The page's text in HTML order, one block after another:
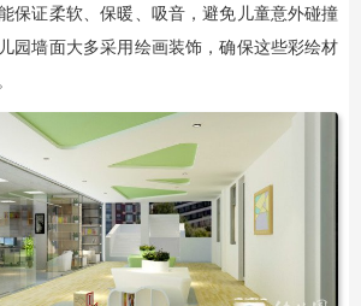
保证柔软、保暖、吸音，避免儿童意外碰撞
园墙面大多采用绘画装饰，确保这些彩绘材